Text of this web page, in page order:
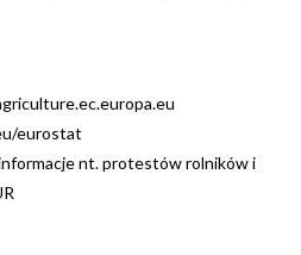
eurostat
informacje nt. protestów rolników i